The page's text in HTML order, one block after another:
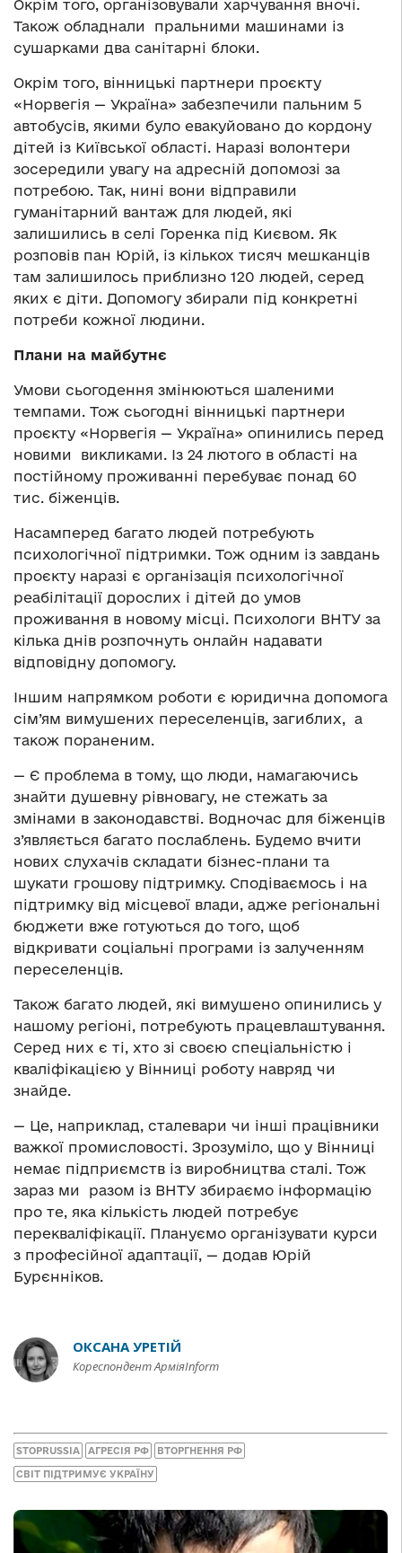
Окрім того, організовували харчування вночі.
Також обладнали пральними машинами із
сушарками два санітарні блоки.
Окрім того, вінницькі партнери проєкту
«Норвегія — Україна» забезпечили пальним 5
автобусів, якими було евакуйовано до кордону
дітей із Київської області. Наразі волонтери
зосередили увагу на адресній допомозі за
потребою. Так, нині вони відправили
гуманітарний вантаж для людей, які
залишились в селі Горенка під Києвом. Як
розповів пан Юрій, із кількох тисяч мешканців
там залишилось приблизно 120 людей, серед
яких є діти. Допомогу збирали під конкретні
потреби кожної людини.
Плани на майбутнє
Умови сьогодення змінюються шаленими
темпами. Тож сьогодні вінницькі партнери
проєкту «Норвегія — Україна» опинились перед
новими викликами. Із 24 лютого в області на
постійному проживанні перебуває понад 60
тис. біженців.
Насамперед багато людей потребують
психологічної підтримки. Тож одним із завдань
проєкту наразі є організація психологічної
реабілітації дорослих і дітей до умов
проживання в новому місці. Психологи ВНТУ за
кілька днів розпочнуть онлайн надавати
відповідну допомогу.
Іншим напрямком роботи є юридична допомога
сім’ям вимушених переселенців, загиблих, а
також пораненим.
— Є проблема в тому, що люди, намагаючись
знайти душевну рівновагу, не стежать за
змінами в законодавстві. Водночас для біженців
з’являється багато послаблень. Будемо вчити
нових слухачів складати бізнес-плани та
шукати грошову підтримку. Сподіваємось і на
підтримку від місцевої влади, адже регіональні
бюджети вже готуються до того, щоб
відкривати соціальні програми із залученням
переселенців.
Також багато людей, які вимушено опинились у
нашому регіоні, потребують працевлаштування.
Серед них є ті, хто зі своєю спеціальністю і
кваліфікацією у Вінниці роботу навряд чи
знайде.
— Це, наприклад, сталевари чи інші працівники
важкої промисловості. Зрозуміло, що у Вінниці
немає підприємств із виробництва сталі. Тож
зараз ми разом із ВНТУ збираємо інформацію
про те, яка кількість людей потребує
перекваліфікації. Плануємо організувати курси
з професійної адаптації, — додав Юрій
Бурєнніков.
ОКСАНА УРЕТІЙ
Кореспондент АрміяInform
STOPRUSSIA АГРЕСІЯ РФ ВТОРГНЕННЯ РФ
СВІТ ПІДТРИМУЄ УКРАЇНУ